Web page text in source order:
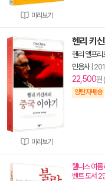
미리보기
미리보기
헨리 키
헨리 앨프리
민음사|
22,500원
양탄자배송
웰니스 여름
벤트 도서 2